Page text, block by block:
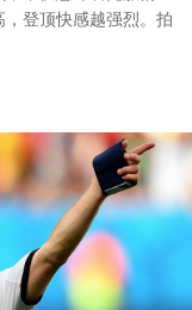
登顶快感越强烈。拍